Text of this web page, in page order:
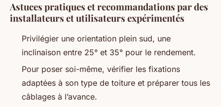
Astuces pratiques et recommandations par des
installateurs et utilisateurs expérimentés
Privilégier une orientation plein sud, une
inclinaison entre 25° et 35° pour le rendement.
Pour poser soi-même, vérifier les fixations
adaptées à son type de toiture et préparer tous les
câblages à l’avance.